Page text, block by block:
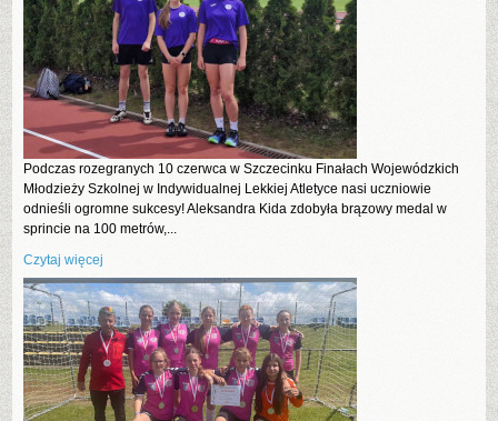
Podczas rozegranych 10 czerwca w Szczecinku Finałach Wojewódzkich
Młodzieży Szkolnej w Indywidualnej Lekkiej Atletyce nasi uczniowie
odnieśli ogromne sukcesy! Aleksandra Kida zdobyła brązowy medal w
sprincie na 100 metrów,...
Czytaj więcej